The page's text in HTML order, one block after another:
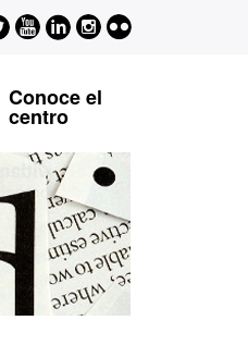
Twitter
EPSI
Youtube
EPSI
LinkedIn
EPSI
Instagram
EPSI
Flickr
Conoce el
centro